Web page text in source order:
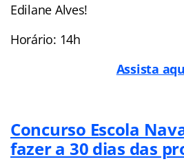
Edilane Alves!
Horário: 14h
Assista
Concurso Escola
fazer a 30 dias das